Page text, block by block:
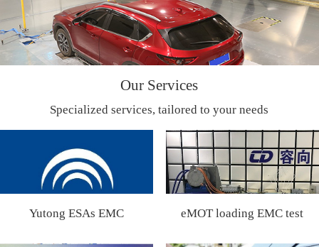
Our Services
Specialized services, tailored to your needs
Yutong ESAs EMC
eMOT loading EMC test